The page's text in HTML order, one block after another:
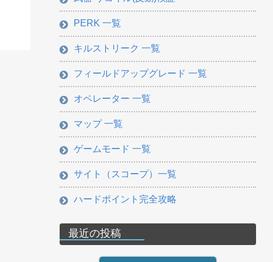
PERK 一覧
キルストリーク 一覧
フィールドアップグレード 一覧
オペレーター 一覧
マップ 一覧
ゲームモード 一覧
サイト（スコープ）一覧
ハードポイント完全攻略
最近の投稿